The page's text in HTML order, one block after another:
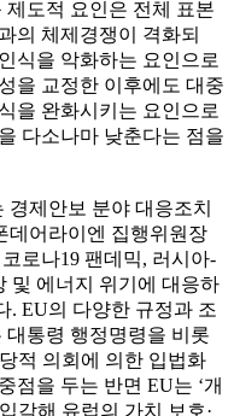
도적 요인은 전체 표본
의 체제경쟁이 격화되
식을 악화하는 요인으로
을 교정한 이후에도 대중
을 완화시키는 요인으로
다소나마 낮춘다는 점을
제안보 분야 대응조치
데어라이엔 집행위원장
로나19 팬데믹, 러시아-
및 에너지 위기에 대응하
. EU의 다양한 규정과 조
통령 행정명령을 비롯
적 의회에 의한 입법화
점을 두는 반면 EU는 ‘개
각해 유럽의 가치 보호·